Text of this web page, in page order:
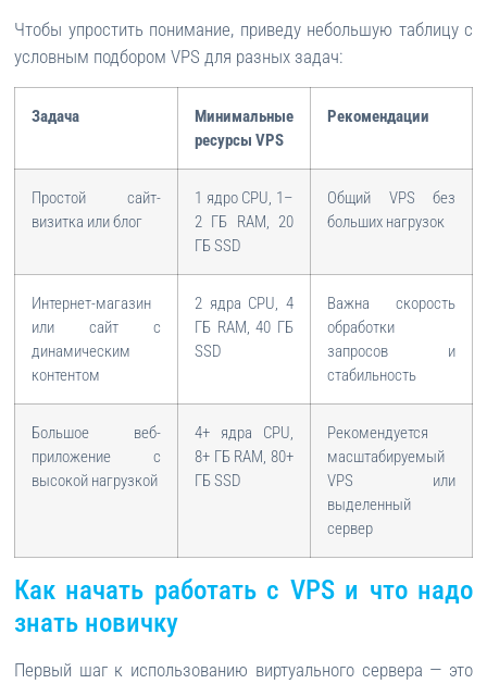
Чтобы упростить понимание, приведу небольшую таблицу с
условным подбором VPS для разных задач:
Задача
Минимальные
ресурсы VPS
Рекомендации
Простой сайт-
визитка или блог
1 ядро CPU, 1–
2 ГБ RAM, 20
ГБ SSD
Общий VPS без
больших нагрузок
Интернет-магазин
или сайт с
динамическим
контентом
2 ядра CPU, 4
ГБ RAM, 40 ГБ
SSD
Важна скорость
обработки
запросов и
стабильность
Большое веб-
приложение с
высокой нагрузкой
4+ ядра CPU,
8+ ГБ RAM, 80+
ГБ SSD
Рекомендуется
масштабируемый
VPS или
выделенный
сервер
Как начать работать с VPS и что надо
знать новичку
Первый шаг к использованию виртуального сервера — это